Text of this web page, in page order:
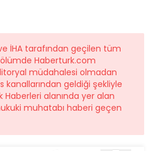
İHA tarafından geçilen tüm
Haberturk.com
müdahalesi olmadan
geldiği şekliyle
Haberleri alanında yer alan
muhatabı haberi geçen